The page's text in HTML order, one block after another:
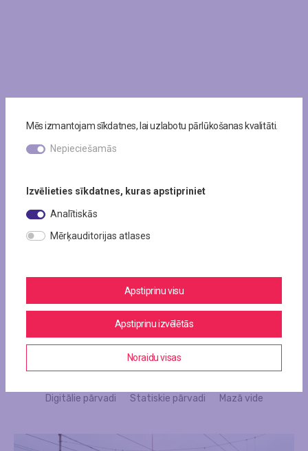
Visas lokācijas Sienas Digitālie ekrāni
Digitālie pārvadi Statiskie pārvadi Mazā vide
Mēs izmantojam sīkdatnes, lai uzlabotu pārlūkošanas kvalitāti.
Nepieciešamās
Izvēlieties sīkdatnes, kuras apstipriniet
Analītiskās
Mērķauditorijas atlases
Apstiprinu visu
Apstiprinu izvēlētās
Noraidu visas